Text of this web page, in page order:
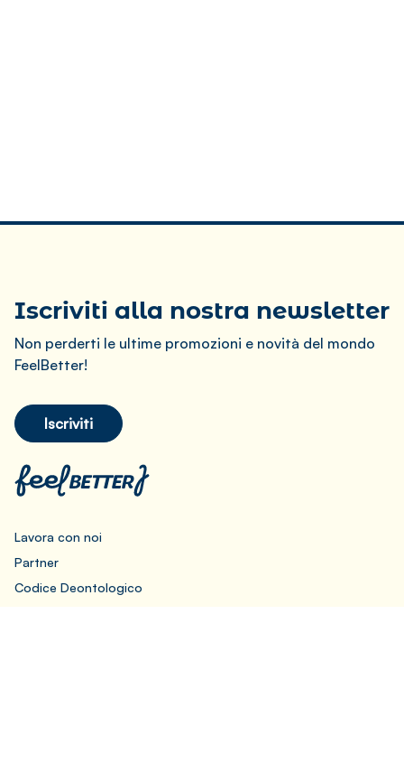
Iscriviti alla nostra newsletter
Non perderti le ultime promozioni e novità del mondo
FeelBetter!
Iscriviti
Lavora con noi
Partner
Codice Deontologico